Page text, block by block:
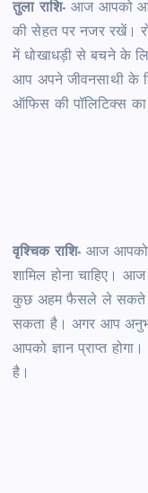
तुला राशि- आज आपको
की सेहत पर नजर रखें।
में धोखाधड़ी से बचने के
आप अपने जीवनसाथी के
ऑफिस की पॉलिटिक्स
वृश्चिक राशि- आज आपको
शामिल होना चाहिए।
कुछ अहम फैसले ले सकते
सकता है। अगर आप
आपको ज्ञान प्राप्त
है।